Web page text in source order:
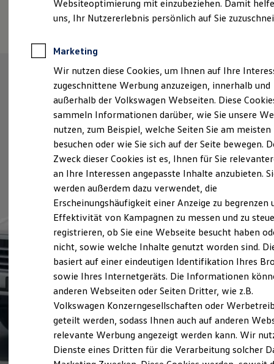
Großkunden
Behörden
Anpfiff zum Gewinn
Elektroautos
ID. Tutorials
Elektrofahrzeugkonzepte
Reichweite
Reichweite der ID. Modelle
Reichweite im Winter
Laden
Laden unterwegs
Laden Zuhause
Ladezeitensimulator
Batterie
Sicherheit
Garantie und Lebensdauer
Nachhaltigkeit
Technologie
Kosten und Kauf
Verbrauchskosten
Kaufoptionen
E-Auto-Förderung
Software und Konnektivität
Die ID. Software 6
ID. Software Versionen und Updates
Digitale Extras
Schnittstellen zu Ihrem ID.
Impressum & Rechtliches )
Websiteoptimierung mit einzubeziehen. Damit
uns, Ihr Nutzererlebnis persönlich auf Sie
Marketing
Wir nutzen diese Cookies, um Ihnen auf Ihre
zugeschnittene Werbung anzuzeigen, innerhalb und
außerhalb der Volkswagen Webseiten. Diese
sammeln Informationen darüber, wie Sie unsere
nutzen, zum Beispiel, welche Seiten Sie am meisten
besuchen oder wie Sie sich auf der Seite bewegen.
Zweck dieser Cookies ist es, Ihnen für Sie
an Ihre Interessen angepasste Inhalte anzubieten.
werden außerdem dazu verwendet, die
Erscheinungshäufigkeit einer Anzeige zu begrenzen
Effektivität von Kampagnen zu messen und zu
registrieren, ob Sie eine Webseite besucht haben
nicht, sowie welche Inhalte genutzt worden sind.
basiert auf einer eindeutigen Identifikation Ihres
sowie Ihres Internetgeräts. Die Informationen
anderen Webseiten oder Seiten Dritter, wie z.B.
Volkswagen Konzerngesellschaften oder
geteilt werden, sodass Ihnen auch auf anderen
relevante Werbung angezeigt werden kann. Wir
Dienste eines Dritten für die Verarbeitung solcher